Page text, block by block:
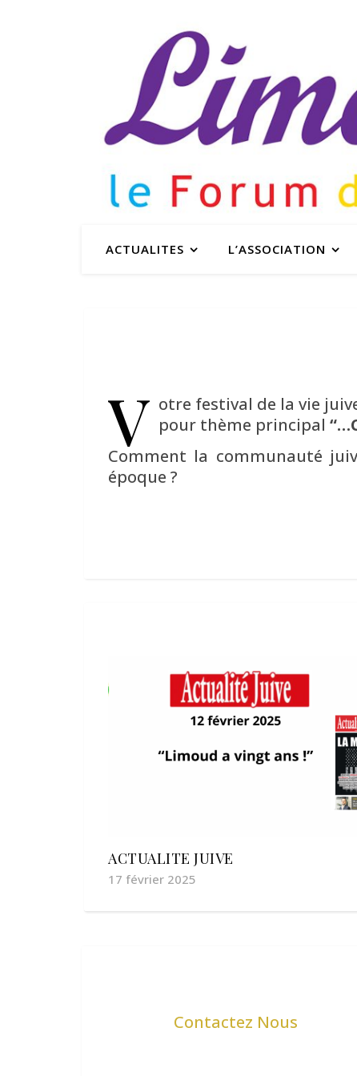
ACTUALITES L’ASSOCIATION
V otre festival de la vie
pour thème principal
Comment la communauté
époque ?
ACTUALITE JUIVE
17 février 2025
Contactez Nous